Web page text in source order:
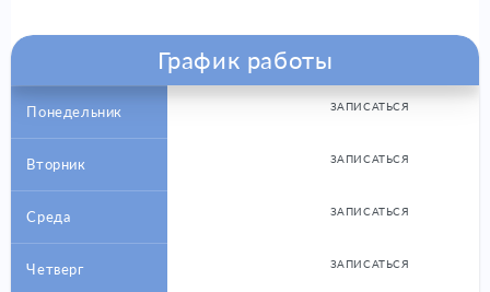
График работы
Понедельник ЗАПИСАТЬСЯ
Вторник ЗАПИСАТЬСЯ
Среда ЗАПИСАТЬСЯ
Четверг ЗАПИСАТЬСЯ